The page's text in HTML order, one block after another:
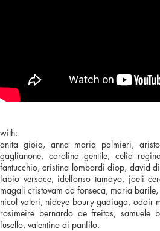
with:
anita gioia, anna maria palmieri,
gaglianone, carolina gentile, celia
fantucchio, cristina lombardi diop, david
fabio versace, idelfonso tamayo, joeli
magali cristovam da fonseca, maria
nicol valeri, nideye boury gadiaga, odair
rosimeire bernardo de freitas, samuele
fusello, valentino di panfilo.